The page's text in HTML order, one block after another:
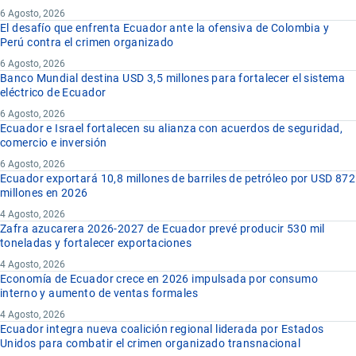
6 Agosto, 2026
El desafío que enfrenta Ecuador ante la ofensiva de Colombia y
Perú contra el crimen organizado
6 Agosto, 2026
Banco Mundial destina USD 3,5 millones para fortalecer el sistema
eléctrico de Ecuador
6 Agosto, 2026
Ecuador e Israel fortalecen su alianza con acuerdos de seguridad,
comercio e inversión
6 Agosto, 2026
Ecuador exportará 10,8 millones de barriles de petróleo por USD 872
millones en 2026
4 Agosto, 2026
Zafra azucarera 2026-2027 de Ecuador prevé producir 530 mil
toneladas y fortalecer exportaciones
4 Agosto, 2026
Economía de Ecuador crece en 2026 impulsada por consumo
interno y aumento de ventas formales
4 Agosto, 2026
Ecuador integra nueva coalición regional liderada por Estados
Unidos para combatir el crimen organizado transnacional